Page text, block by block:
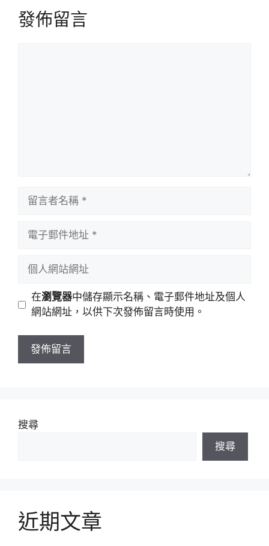
發佈留言
址
站
址
在瀏覽器中儲存顯示名稱、電子郵件地址及個人
網站網址，以供下次發佈留言時使用。
搜尋
搜尋
近期文章